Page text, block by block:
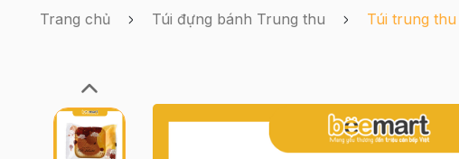
Trang chủ Túi đựng bánh Trung thu Túi trung